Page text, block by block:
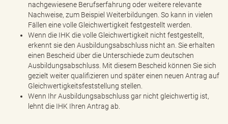
nachgewiesene Berufserfahrung oder weitere relevante
Nachweise, zum Beispiel Weiterbildungen. So kann in vielen
Fällen eine volle Gleichwertigkeit festgestellt werden.
Wenn die IHK die volle Gleichwertigkeit nicht festgestellt,
erkennt sie den Ausbildungsabschluss nicht an. Sie erhalten
einen Bescheid über die Unterschiede zum deutschen
Ausbildungsabschluss. Mit diesem Bescheid können Sie sich
gezielt weiter qualifizieren und später einen neuen Antrag auf
Gleichwertigkeitsfeststellung stellen.
Wenn Ihr Ausbildungsabschluss gar nicht gleichwertig ist,
lehnt die IHK Ihren Antrag ab.